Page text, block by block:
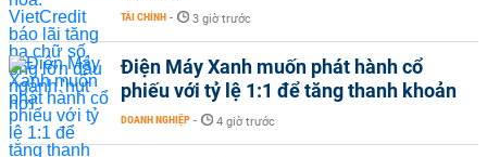
TÀI CHÍNH - 3 giờ trước
Điện Máy Xanh muốn phát hành cổ
phiếu với tỷ lệ 1:1 để tăng thanh khoản
DOANH NGHIỆP - 4 giờ trước